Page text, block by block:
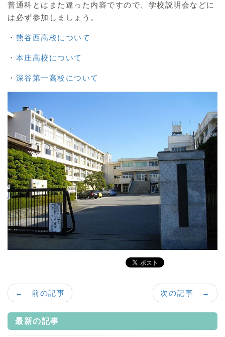
普通科とはまた違った内容ですので、学校説明会などに
は必ず参加しましょう。
・ 熊谷西高校について
・ 本庄高校について
・ 深谷第一高校について
次の記事 →
← 前の記事
最新の記事